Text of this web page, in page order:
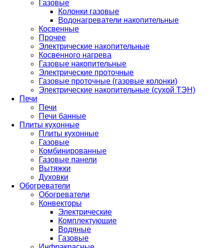
Газовые
Колонки газовые
Водонагреватели накопительные
Косвенные
Прочее
Электрические накопительные
Косвенного нагрева
Газовые накопительные
Электрические проточные
Газовые проточные (газовые колонки)
Электрические накопительные (сухой ТЭН)
Печи
Печи
Печи банные
Плиты кухонные
Плиты кухонные
Газовые
Комбинированные
Газовые панели
Вытяжки
Духовки
Обогреватели
Обогреватели
Конвекторы
Электрические
Комплектующие
Водяные
Газовые